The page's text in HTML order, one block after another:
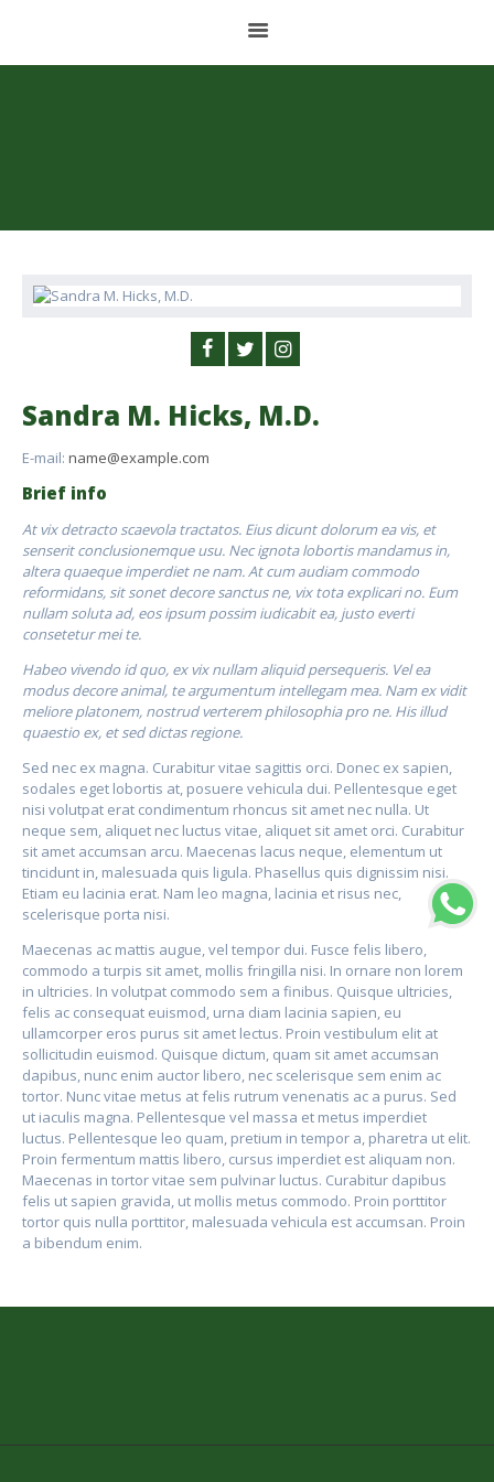
CONCENTRATES AND PREMIXES
STORAGE PLANT
ESPAÑOL
Sandra M. Hicks, M.D.
E-mail: name@example.com
Brief info
At vix detracto scaevola tractatos. Eius dicunt dolorum ea vis, et
senserit conclusionemque usu. Nec ignota lobortis mandamus in,
altera quaeque imperdiet ne nam. At cum audiam commodo
reformidans, sit sonet decore sanctus ne, vix tota explicari no. Eum
nullam soluta ad, eos ipsum possim iudicabit ea, justo everti
consetetur mei te.
Habeo vivendo id quo, ex vix nullam aliquid persequeris. Vel ea
modus decore animal, te argumentum intellegam mea. Nam ex vidit
meliore platonem, nostrud verterem philosophia pro ne. His illud
quaestio ex, et sed dictas regione.
Sed nec ex magna. Curabitur vitae sagittis orci. Donec ex sapien,
sodales eget lobortis at, posuere vehicula dui. Pellentesque eget
nisi volutpat erat condimentum rhoncus sit amet nec nulla. Ut
neque sem, aliquet nec luctus vitae, aliquet sit amet orci. Curabitur
sit amet accumsan arcu. Maecenas lacus neque, elementum ut
tincidunt in, malesuada quis ligula. Phasellus quis dignissim nisi.
Etiam eu lacinia erat. Nam leo magna, lacinia et risus nec,
scelerisque porta nisi.
Maecenas ac mattis augue, vel tempor dui. Fusce felis libero,
commodo a turpis sit amet, mollis fringilla nisi. In ornare non lorem
in ultricies. In volutpat commodo sem a finibus. Quisque ultricies,
felis ac consequat euismod, urna diam lacinia sapien, eu
ullamcorper eros purus sit amet lectus. Proin vestibulum elit at
sollicitudin euismod. Quisque dictum, quam sit amet accumsan
dapibus, nunc enim auctor libero, nec scelerisque sem enim ac
tortor. Nunc vitae metus at felis rutrum venenatis ac a purus. Sed
ut iaculis magna. Pellentesque vel massa et metus imperdiet
luctus. Pellentesque leo quam, pretium in tempor a, pharetra ut elit.
Proin fermentum mattis libero, cursus imperdiet est aliquam non.
Maecenas in tortor vitae sem pulvinar luctus. Curabitur dapibus
felis ut sapien gravida, ut mollis metus commodo. Proin porttitor
tortor quis nulla porttitor, malesuada vehicula est accumsan. Proin
a bibendum enim.